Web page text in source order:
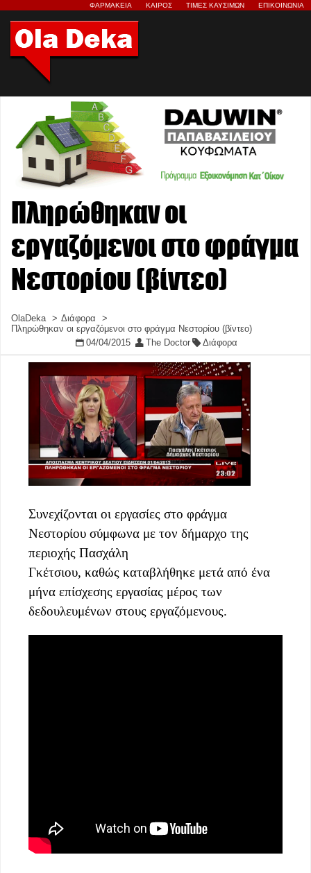
ΦΑΡΜΑΚΕΙΑ ΚΑΙΡΟΣ ΤΙΜΕΣ ΚΑΥΣΙΜΩΝ ΕΠΙΚΟΙΝΩΝΙΑ
Πληρώθηκαν οι
εργαζόμενοι στο φράγμα
Νεστορίου (βίντεο)
OlaDeka
Διάφορα
Πληρώθηκαν οι εργαζόμενοι στο φράγμα Νεστορίου (βίντεο)
04/04/2015
The Doctor Διάφορα
Συνεχίζονται οι εργασίες στο φράγμα
Νεστορίου σύμφωνα με τον δήμαρχο της
περιοχής Πασχάλη
Γκέτσιου, καθώς καταβλήθηκε μετά από ένα
μήνα επίσχεσης εργασίας μέρος των
δεδουλευμένων στους εργαζόμενους.